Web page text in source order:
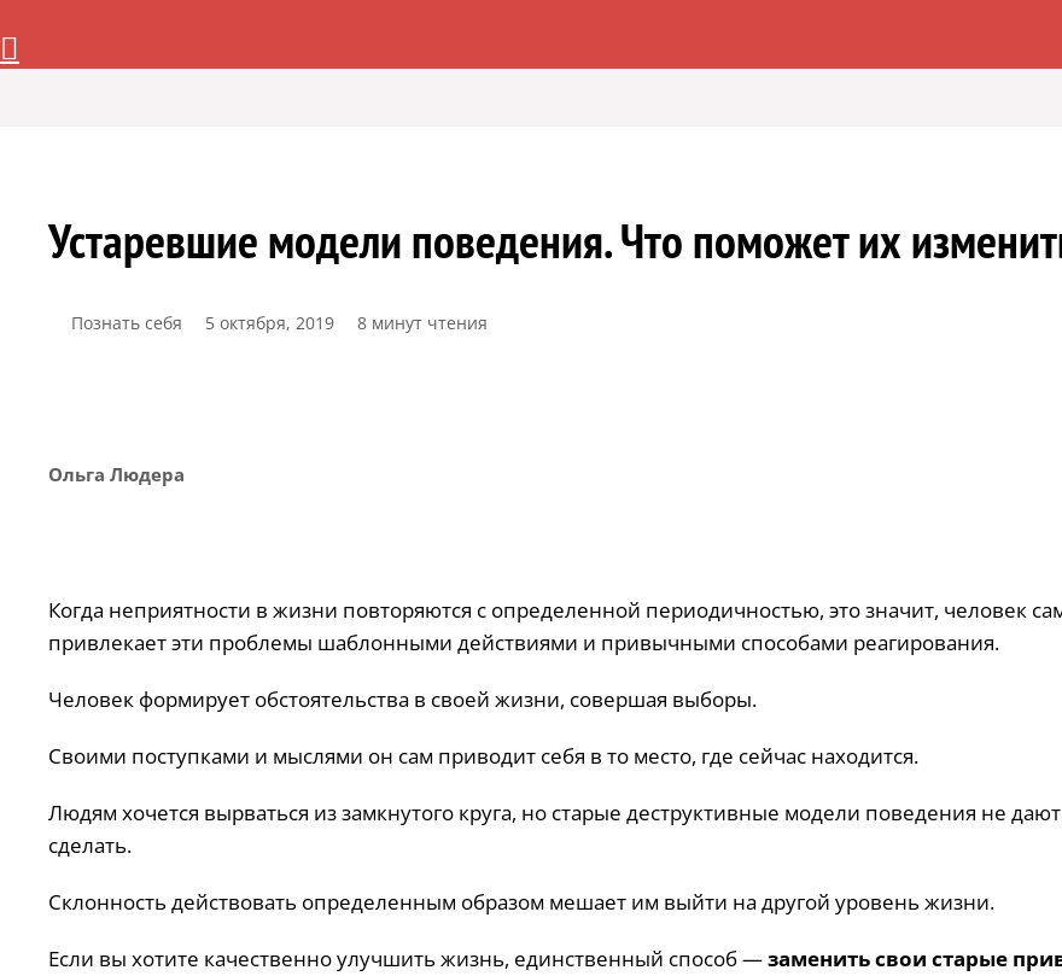
Поиск
Устаревшие модели поведения. Что поможет их
Познать себя 5 октября, 2019 8 минут чтения
Ольга Людера
Когда неприятности в жизни повторяются с определенной периодичностью, это значит, человек
привлекает эти проблемы шаблонными действиями и привычными способами реагирования.
Человек формирует обстоятельства в своей жизни, совершая выборы.
Своими поступками и мыслями он сам приводит себя в то место, где сейчас находится.
Людям хочется вырваться из замкнутого круга, но старые деструктивные модели поведения не дают
сделать.
Склонность действовать определенным образом мешает им выйти на другой уровень жизни.
Если вы хотите качественно улучшить жизнь, единственный способ —заменить свои старые